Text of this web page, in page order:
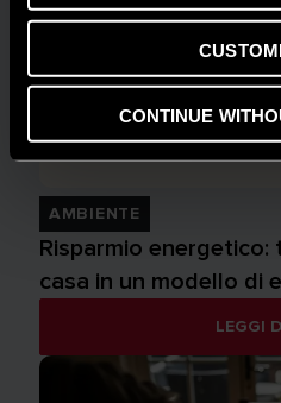
CONTINUE
AMBIENTE
Risparmio
casa in un modello di
LEGGI